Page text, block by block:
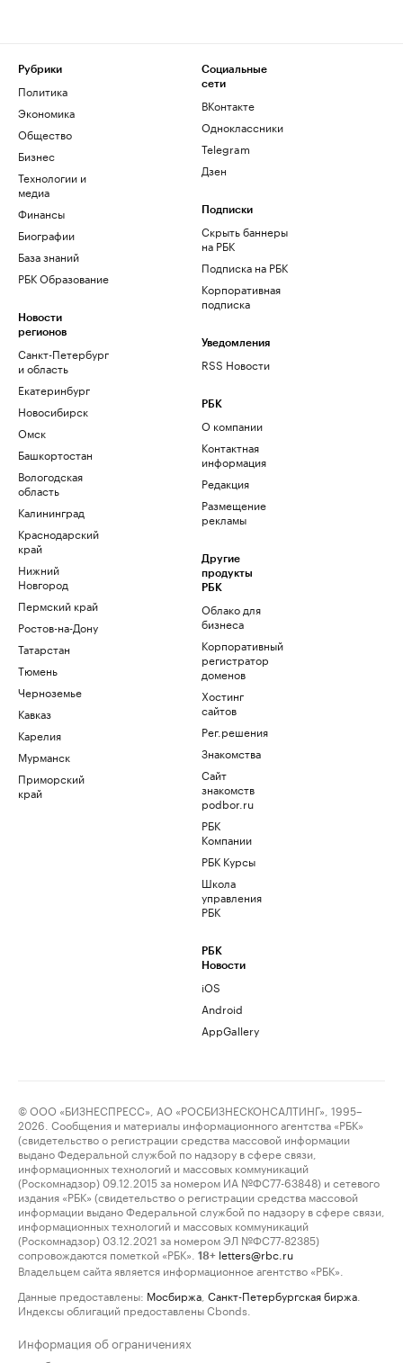
Рубрики
Политика
Экономика
Общество
Бизнес
Технологии и
медиа
Финансы
Биографии
База знаний
РБК Образование
Новости
регионов
Санкт-Петербург
и область
Екатеринбург
Новосибирск
Омск
Башкортостан
Вологодская
область
Калининград
Краснодарский
край
Нижний
Новгород
Пермский край
Ростов-на-Дону
Татарстан
Тюмень
Черноземье
Кавказ
Карелия
Мурманск
Приморский
край
Социальные
сети
ВКонтакте
Одноклассники
Telegram
Дзен
Подписки
Скрыть баннеры
на РБК
Подписка на РБК
Корпоративная
подписка
Уведомления
RSS Новости
РБК
О компании
Контактная
информация
Редакция
Размещение
рекламы
Другие
продукты
РБК
Облако для
бизнеса
Корпоративный
регистратор
доменов
Хостинг
сайтов
Рег.решения
Знакомства
Сайт
знакомств
podbor.ru
РБК
Компании
РБК Курсы
Школа
управления
РБК
РБК
Новости
iOS
Android
AppGallery
© ООО «БИЗНЕСПРЕСС», АО «РОСБИЗНЕСКОНСАЛТИНГ», 1995–
2026. Сообщения и материалы информационного агентства «РБК»
(свидетельство о регистрации средства массовой информации
выдано Федеральной службой по надзору в сфере связи,
информационных технологий и массовых коммуникаций
(Роскомнадзор) 09.12.2015 за номером ИА №ФС77-63848) и сетевого
издания «РБК» (свидетельство о регистрации средства массовой
информации выдано Федеральной службой по надзору в сфере связи,
информационных технологий и массовых коммуникаций
(Роскомнадзор) 03.12.2021 за номером ЭЛ №ФС77-82385)
сопровождаются пометкой «РБК».
18+ letters@rbc.ru
Владельцем сайта является информационное агентство «РБК».
Данные предоставлены: Мосбиржа Санкт-Петербургская биржа
Индексы облигаций предоставлены Cbonds.
Информация об ограничениях